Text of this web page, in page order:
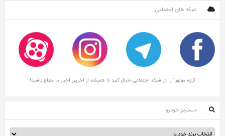
های اجتماعی
خودرو